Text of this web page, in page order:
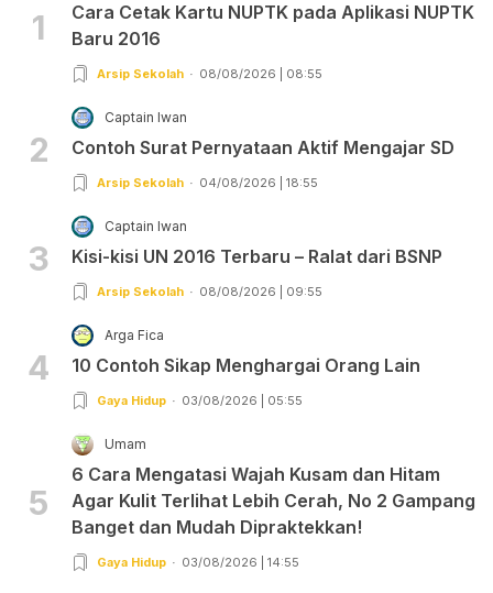
1
Cara Cetak Kartu NUPTK pada Aplikasi NUPTK
Baru 2016
Arsip Sekolah 08/08/2026 | 08:55
2
Captain Iwan
Contoh Surat Pernyataan Aktif Mengajar SD
Arsip Sekolah 04/08/2026 | 18:55
3
Captain Iwan
Kisi-kisi UN 2016 Terbaru – Ralat dari BSNP
Arsip Sekolah 08/08/2026 | 09:55
4
Arga Fica
10 Contoh Sikap Menghargai Orang Lain
Gaya Hidup 03/08/2026 | 05:55
5
Umam
6 Cara Mengatasi Wajah Kusam dan Hitam
Agar Kulit Terlihat Lebih Cerah, No 2 Gampang
Banget dan Mudah Dipraktekkan!
Gaya Hidup 03/08/2026 | 14:55